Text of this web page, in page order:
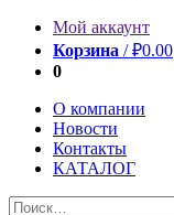
Мой аккаунт
Корзина /₽0.00
0
О компании
Новости
Контакты
КАТАЛОГ
Найти: